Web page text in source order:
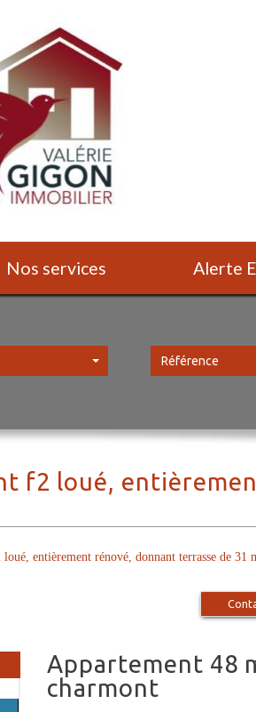
Nos services Alerte
f2 loué,
entièrement rénové, donnant terrasse de 31
appartement 48 m² - 2 pièces - grand-
charmont